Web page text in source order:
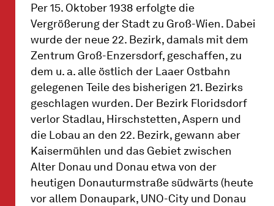
Per 15. Oktober 1938 erfolgte die
Vergrößerung der Stadt zu Groß-Wien. Dabei
wurde der neue 22. Bezirk, damals mit dem
Zentrum Groß-Enzersdorf, geschaffen, zu
dem u. a. alle östlich der Laaer Ostbahn
gelegenen Teile des bisherigen 21. Bezirks
geschlagen wurden. Der Bezirk Floridsdorf
verlor Stadlau, Hirschstetten, Aspern und
die Lobau an den 22. Bezirk, gewann aber
Kaisermühlen und das Gebiet zwischen
Alter Donau und Donau etwa von der
heutigen Donauturmstraße südwärts (heute
vor allem Donaupark, UNO-City und Donau